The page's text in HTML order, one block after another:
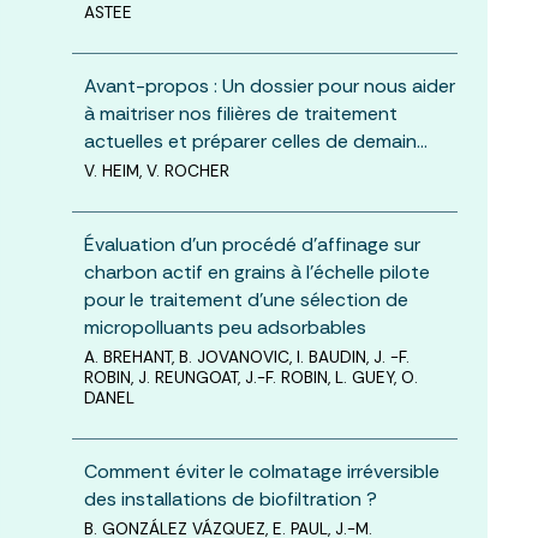
ASTEE
Avant-propos : Un dossier pour nous aider
à maitriser nos filières de traitement
actuelles et préparer celles de demain…
V. HEIM, V. ROCHER
Évaluation d’un procédé d’affinage sur
charbon actif en grains à l’échelle pilote
pour le traitement d’une sélection de
micropolluants peu adsorbables
A. BREHANT, B. JOVANOVIC, I. BAUDIN, J. -F.
ROBIN, J. REUNGOAT, J.-F. ROBIN, L. GUEY, O.
DANEL
Comment éviter le colmatage irréversible
des installations de biofiltration ?
B. GONZÁLEZ VÁZQUEZ, E. PAUL, J.-M.